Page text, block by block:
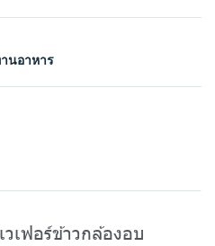
นอาหาร
วเฟอร์ข้าวกล้องอบ